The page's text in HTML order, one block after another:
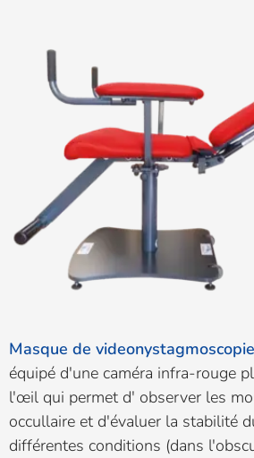
Masque de videonystagmoscopie
équipé d'une caméra infra-rouge
l'œil qui permet d' observer les
occullaire et d'évaluer la stabilité
différentes conditions (dans